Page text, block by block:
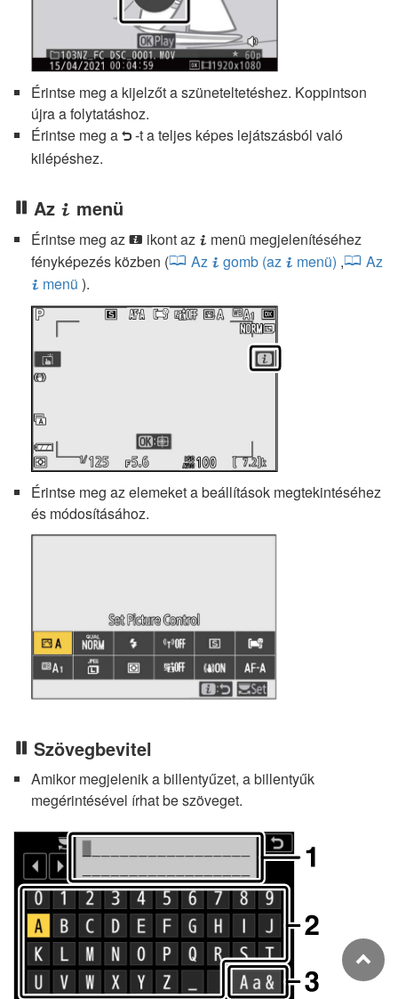
Érintse meg a kijelzőt a szüneteltetéshez. Koppintson
újra a folytatáshoz.
Érintse meg a Z -t a teljes képes lejátszásból való
kilépéshez.
Az i menü
Érintse meg az i ikont az i menü megjelenítéséhez
fényképezés közben (
Az i gomb (az i menü) , Az
i menü ).
Érintse meg az elemeket a beállítások megtekintéséhez
és módosításához.
Szövegbevitel
Amikor megjelenik a billentyűzet, a billentyűk
megérintésével írhat be szöveget.